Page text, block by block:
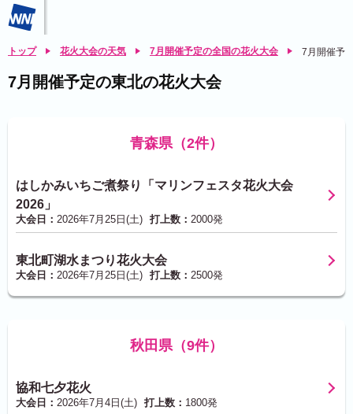
トップ 花火大会の天気 7月開催予定の全国の花火大会 7月開催予
7月開催予定の東北の花火大会
青森県（2件）
はしかみいちご煮祭り「マリンフェスタ花火大会
2026」
大会日： 2026年7月25日(土) 打上数： 2000発
東北町湖水まつり花火大会
大会日： 2026年7月25日(土) 打上数： 2500発
秋田県（9件）
協和七夕花火
大会日： 2026年7月4日(土) 打上数： 1800発